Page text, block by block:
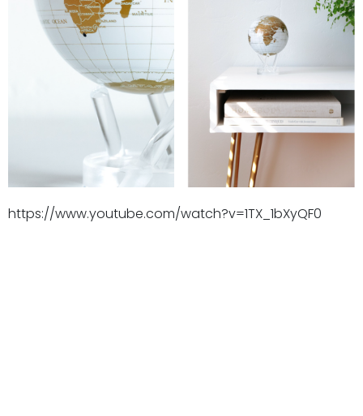
https://www.youtube.com/watch?v=1TX_1bXyQF0